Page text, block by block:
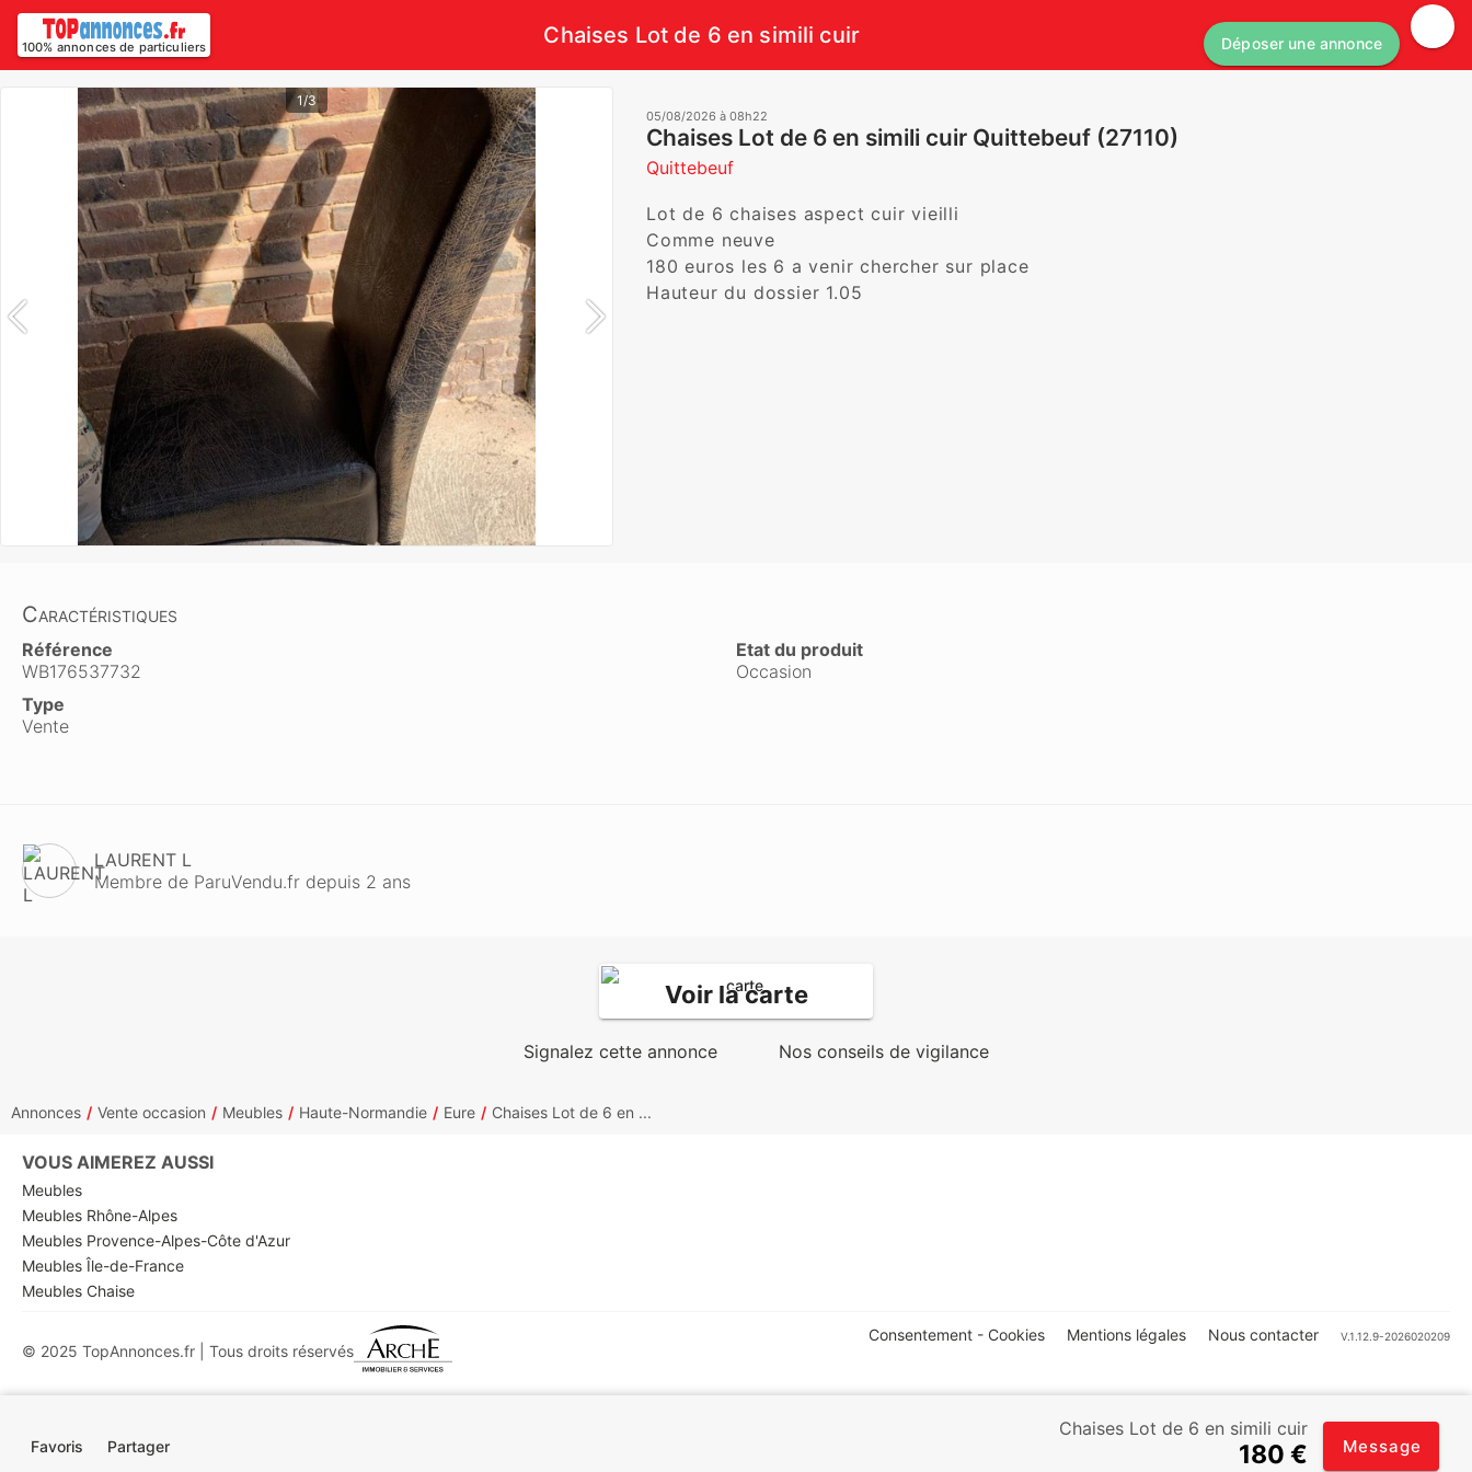
100% annonces de particuliers Chaises Lot de 6 en simili cuir Déposer une annonce
1/3
05/08/2026 à 08h22
Chaises Lot de 6 en simili cuir Quittebeuf (27110)
Quittebeuf
Lot de 6 chaises aspect cuir vieilli
Comme neuve
180 euros les 6 a venir chercher sur place
Hauteur du dossier 1.05
Caractéristiques
Référence
WB176537732
Etat du produit
Occasion
Type
Vente
LAURENT L
Membre de ParuVendu.fr depuis 2 ans
Voir la carte
Signalez cette annonce Nos conseils de vigilance
Favoris Partager
Chaises Lot de 6 en simili cuir
180 € Message
Annonces Vente occasion Meubles Haute-Normandie Eure Chaises Lot de 6 en ...
VOUS AIMEREZ AUSSI
Meubles
Meubles Rhône-Alpes
Meubles Provence-Alpes-Côte d'Azur
Meubles Île-de-France
Meubles Chaise
© 2025 TopAnnonces.fr | Tous droits réservés
Consentement - Cookies Mentions légales Nous contacter V.1.12.9-2026020209